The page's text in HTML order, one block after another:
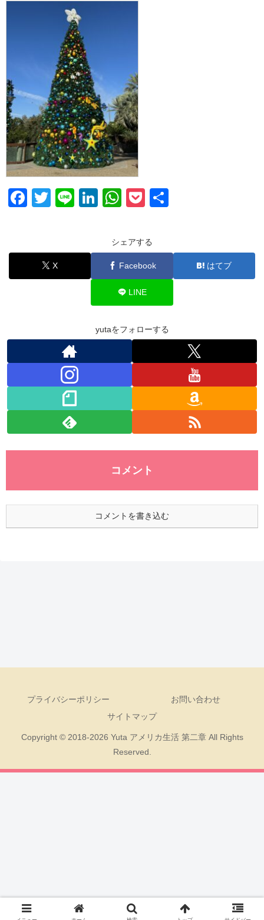
F
e
b
T
er
Li
Li
e
dI
W
at
s
A
p
p
P
ck
et
シェアする
X Facebook はてブ
LINE
yutaをフォローする
コメント
コメントを書き込む
プライバシーポリシー
お問い合わせ
サイトマップ
Copyright © 2018-2026 Yuta アメリカ生活 第二章 All Rights
Reserved.